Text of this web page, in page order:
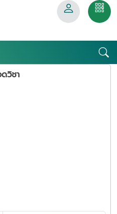
วิชา